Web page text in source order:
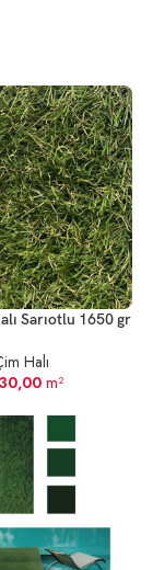
Sarıotlu 1650 gr
Halı
m²